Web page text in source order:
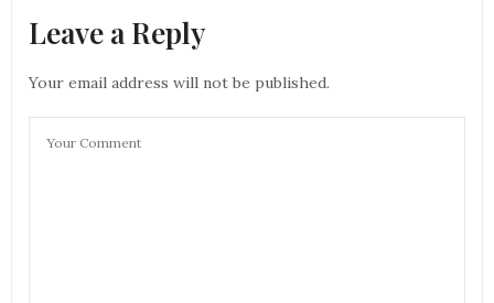
Leave a Reply
Your email address will not be published.